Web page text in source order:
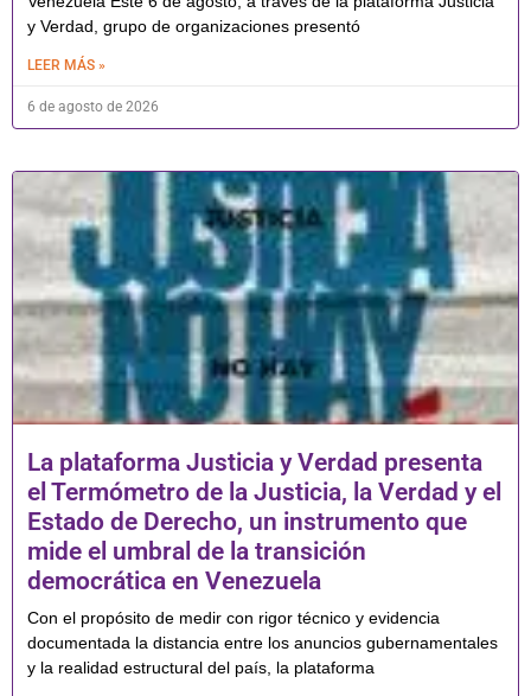
y Verdad, grupo de organizaciones presentó
LEER MÁS »
6 de agosto de 2026
La plataforma Justicia y Verdad presenta
el Termómetro de la Justicia, la Verdad y el
Estado de Derecho, un instrumento que
mide el umbral de la transición
democrática en Venezuela
Con el propósito de medir con rigor técnico y evidencia
documentada la distancia entre los anuncios gubernamentales
y la realidad estructural del país, la plataforma